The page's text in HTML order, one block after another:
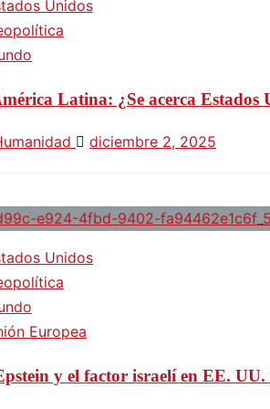
Unidos
Latina: ¿Se acerca
diciembre 2, 2025
Unidos
Europea
y el factor israelí en EE. UU.